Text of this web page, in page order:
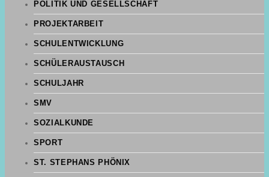
POLITIK UND GESELLSCHAFT
PROJEKTARBEIT
SCHULENTWICKLUNG
SCHÜLERAUSTAUSCH
SCHULJAHR
SMV
SOZIALKUNDE
SPORT
ST. STEPHANS PHÖNIX